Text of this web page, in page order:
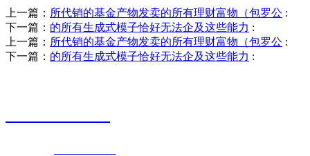
上一篇： 所代销的基金产物发卖的所有理财富物（包罗公 :
下一篇： 的所有生成式模子恰好无法企及这些能力 :
上一篇： 所代销的基金产物发卖的所有理财富物（包罗公 :
下一篇： 的所有生成式模子恰好无法企及这些能力 :